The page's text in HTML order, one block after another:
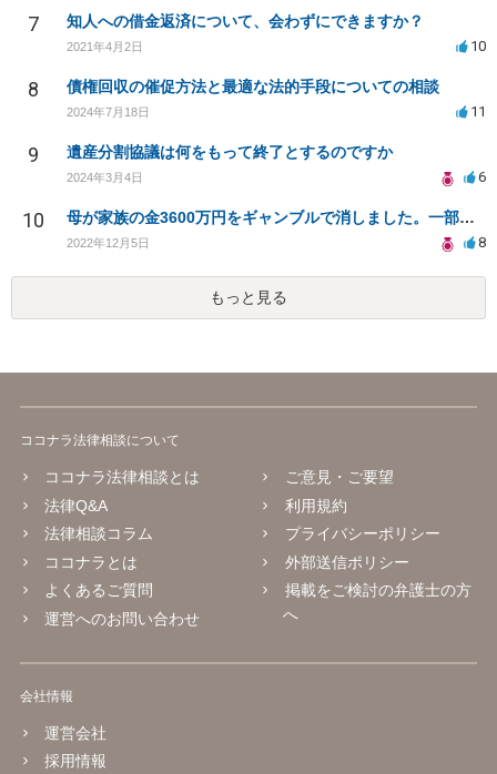
7 知人への借金返済について、会わずにできますか？
2021年4月2日 10
8 債権回収の催促方法と最適な法的手段についての相談
2024年7月18日 11
9 遺産分割協議は何をもって終了とするのですか
2024年3月4日 6
10 母が家族の金3600万円をギャンブルで消しました。一部でもいいので回収できませんか
2022年12月5日 8
もっと見る
ココナラ法律相談について
ココナラ法律相談とは
法律Q&A
法律相談コラム
ココナラとは
よくあるご質問
運営へのお問い合わせ
ご意見・ご要望
利用規約
プライバシーポリシー
外部送信ポリシー
掲載をご検討の弁護士の方
へ
会社情報
運営会社
採用情報